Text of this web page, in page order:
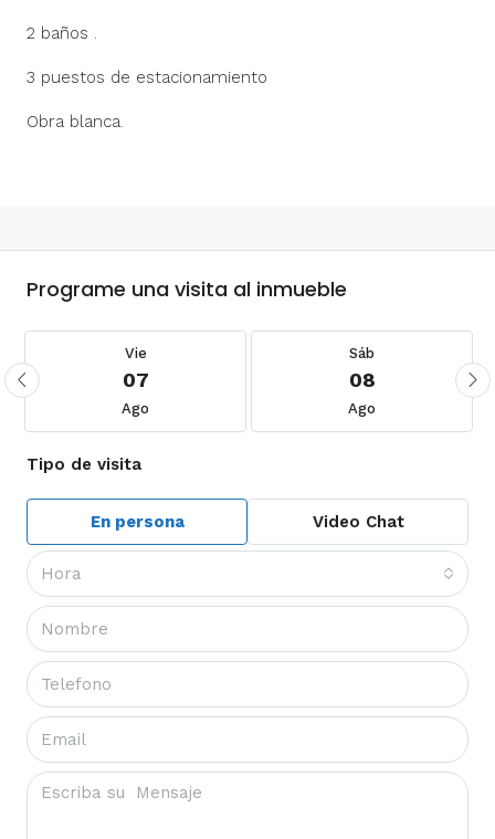
2 baños .
3 puestos de estacionamiento
Obra blanca.
Programe una visita al inmueble
Vie
07
Ago
Sáb
08
Ago
Tipo de visita
En persona Video Chat
Hora